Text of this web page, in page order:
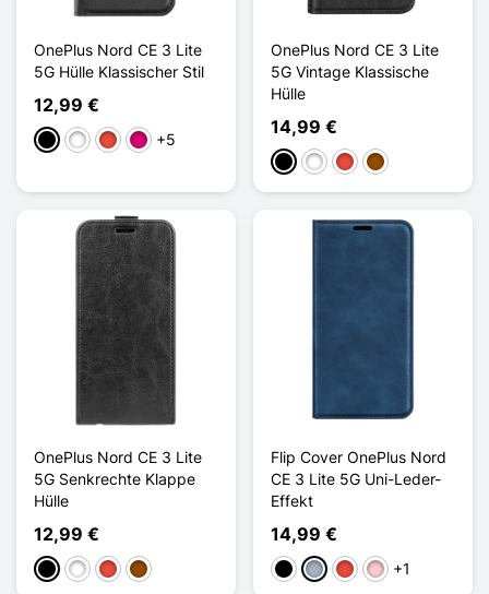
OnePlus Nord CE 3 Lite
5G Hülle Klassischer Stil
12,99 €
Schwarz
WeißRot Magenta
+5
OnePlus Nord CE 3 Lite
5G Vintage Klassische
Hülle
14,99 €
Schwarz
WeißRot Braun
OnePlus Nord CE 3 Lite
5G Senkrechte Klappe
Hülle
12,99 €
Schwarz
WeißRot Braun
Flip Cover OnePlus Nord
CE 3 Lite 5G Uni-Leder-
Effekt
14,99 €
Schwarz
GrauRot Pink+1